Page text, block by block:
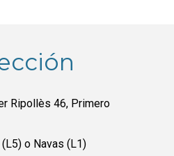
Ripollès 46, Primero
o Navas (L1)